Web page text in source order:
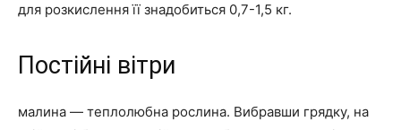
для розкислення її знадобиться 0,7-1,5 кг.
Постійні вітри
малина — теплолюбна рослина. Вибравши грядку, на